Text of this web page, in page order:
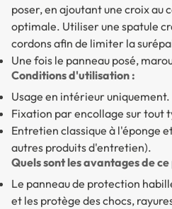
poser, en ajoutant une croix au
optimale. Utiliser une spatule
cordons afin de limiter la
Une fois le panneau posé,
Conditions d'utilisation :
Usage en intérieur uniquement.
Fixation par encollage sur tout
Entretien classique à l'éponge
autres produits d'entretien).
Quels sont les avantages de
Le panneau de protection
et les protège des chocs,